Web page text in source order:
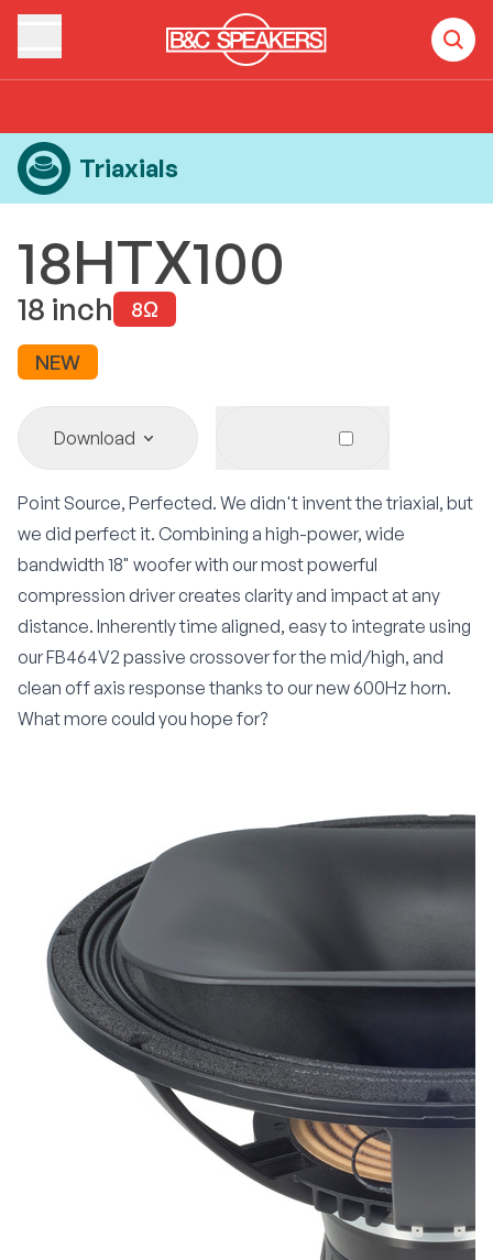
Triaxials
18HTX100
18 inch 8Ω
NEW
Download
Point Source, Perfected. We didn't invent the triaxial, but
we did perfect it. Combining a high-power, wide
bandwidth 18" woofer with our most powerful
compression driver creates clarity and impact at any
distance. Inherently time aligned, easy to integrate using
our FB464V2 passive crossover for the mid/high, and
clean off axis response thanks to our new 600Hz horn.
What more could you hope for?